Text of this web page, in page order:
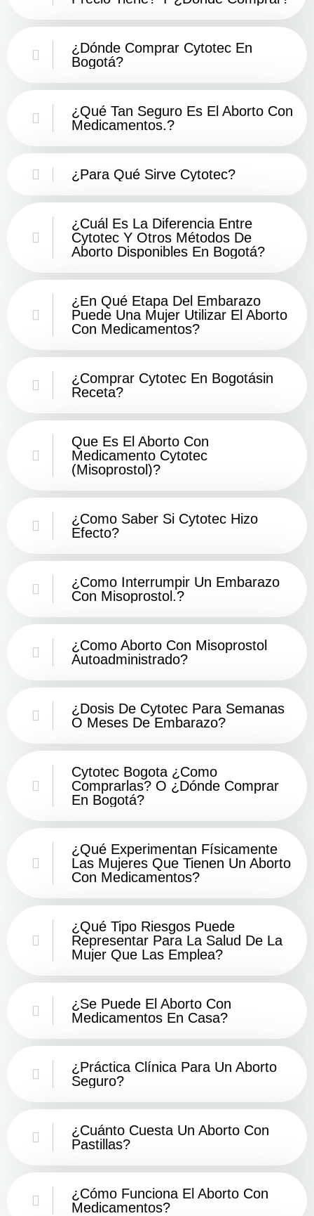
¿Dónde Comprar Cytotec En
Bogotá?
¿Qué Tan Seguro Es El Aborto Con
Medicamentos.?
¿Para Qué Sirve Cytotec?
¿Cuál Es La Diferencia Entre
Cytotec Y Otros Métodos De
Aborto Disponibles En Bogotá?
¿En Qué Etapa Del Embarazo
Puede Una Mujer Utilizar El Aborto
Con Medicamentos?
¿Comprar Cytotec En Bogotásin
Receta?
Que Es El Aborto Con
Medicamento Cytotec
(misoprostol)?
¿Como Saber Si Cytotec Hizo
Efecto?
¿como Interrumpir Un Embarazo
Con Misoprostol.?
¿Como Aborto Con Misoprostol
Autoadministrado?
¿Dosis De Cytotec Para Semanas
O Meses De Embarazo?
Cytotec Bogota ¿Como
Comprarlas? O ¿Dónde Comprar
En Bogotá?
¿Qué Experimentan Físicamente
Las Mujeres Que Tienen Un Aborto
Con Medicamentos?
¿Qué Tipo Riesgos Puede
Representar Para La Salud De La
Mujer Que Las Emplea?
¿Se Puede El Aborto Con
Medicamentos En Casa?
¿Práctica Clínica Para Un Aborto
Seguro?
¿Cuánto Cuesta Un Aborto Con
Pastillas?
¿Cómo Funciona El Aborto Con
Medicamentos?